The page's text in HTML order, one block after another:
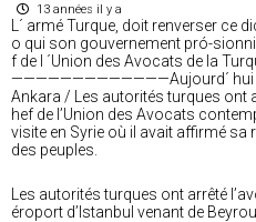
13 années il y a
L´ armé Turque, doit renverser ce
o qui son gouvernement pró-
f de l ´Union des Avocats de la
—————————————Aujourd´ hui
Ankara / Les autorités turques ont
hef de l’Union des Avocats
visite en Syrie où il avait affirmé
des peuples.
Les autorités turques ont arrêté
éroport d’Istanbul venant de